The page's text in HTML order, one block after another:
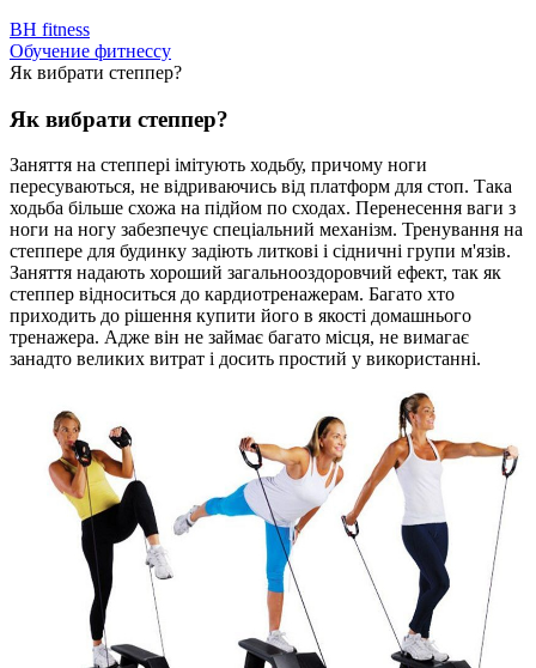
BH fitness
Обучение фитнессу
Як вибрати степпер?
Як вибрати степпер?
Заняття на степперi імітують ходьбу, причому ноги
пересуваються, не відриваючись від платформ для стоп. Така
ходьба більше схожа на підйом по сходах. Перенесення ваги з
ноги на ногу забезпечує спеціальний механізм. Тренування на
степпере для будинку задіють литкові і сідничні групи м'язів.
Заняття надають хороший загальнооздоровчий ефект, так як
степпер відноситься до кардиотренажерам. Багато хто
приходить до рішення купити його в якості домашнього
тренажера. Адже він не займає багато місця, не вимагає
занадто великих витрат і досить простий у використанні.